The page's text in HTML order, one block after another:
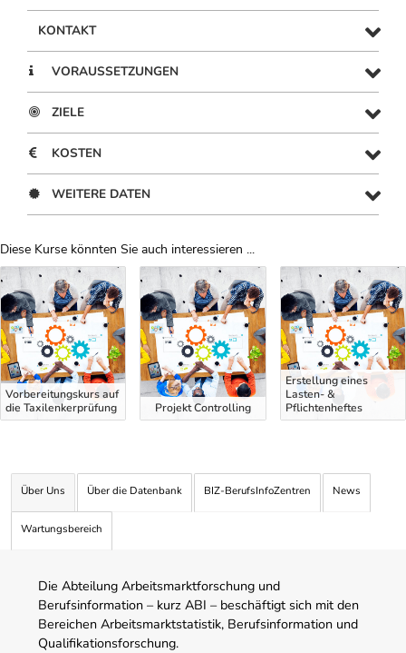
KONTAKT
VORAUSSETZUNGEN
ZIELE
KOSTEN
WEITERE DATEN
Diese Kurse könnten Sie auch interessieren ...
Uber Weiterbildungsvorschläge
Vorbereitungskurs auf
die Taxilenkerprüfung
Projekt Controlling
Erstellung eines
Lasten- &
Pflichtenheftes
Über Uns Über die Datenbank BIZ-BerufsInfoZentren News
Wartungsbereich
Die Abteilung Arbeitsmarktforschung und
Berufsinformation – kurz ABI – beschäftigt sich mit den
Bereichen Arbeitsmarktstatistik, Berufsinformation und
Qualifikationsforschung.